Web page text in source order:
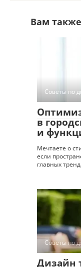
Вам
Советы по
в
и
Мечтаете о
если
главных
Советы по
Дизайн